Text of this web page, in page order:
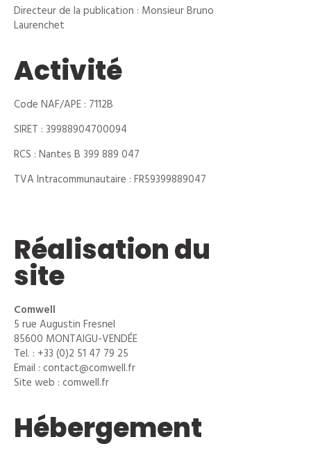
Directeur de la publication : Monsieur Bruno
Laurenchet
Activité
Code NAF/APE : 7112B
SIRET : 39988904700094
RCS : Nantes B 399 889 047
TVA Intracommunautaire : FR59399889047
Réalisation du
site
Comwell
5 rue Augustin Fresnel
85600 MONTAIGU-VENDÉE
Tel. : +33 (0)2 51 47 79 25
Email : contact@comwell.fr
Site web : comwell.fr
Hébergement